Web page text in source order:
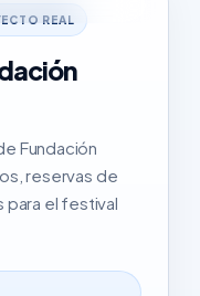
REAL
Fundación
reservas de
para el festival